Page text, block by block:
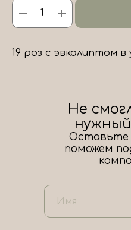
19 роз с эвкалиптом в
Не
Оставьте
поможем